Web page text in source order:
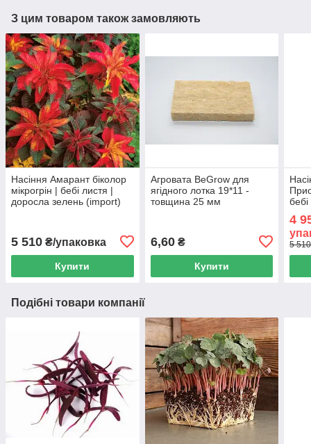
З цим товаром також замовляють
Насіння Амарант біколор
мікрогрін | бебі листя |
доросла зелень (import)
5 510 ₴/упаковка
Купити
Агровата BeGrow для
ягідного лотка 19*11 -
товщина 25 мм
6,60₴
Купити
4
5
Подібні товари компанії